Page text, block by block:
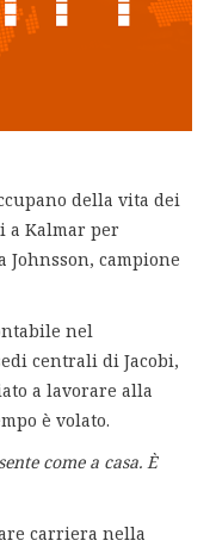
della vita dei
a Kalmar per
campione
nel
centrali di Jacobi,
a lavorare alla
è volato.
come a casa. È
carriera nella